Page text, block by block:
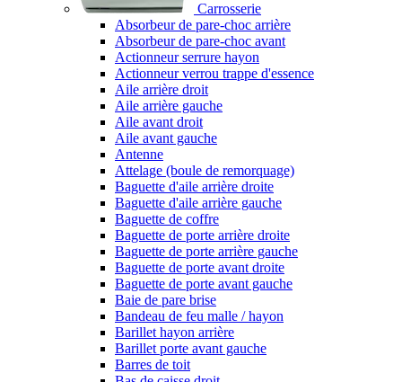
Carrosserie
Absorbeur de pare-choc arrière
Absorbeur de pare-choc avant
Actionneur serrure hayon
Actionneur verrou trappe d'essence
Aile arrière droit
Aile arrière gauche
Aile avant droit
Aile avant gauche
Antenne
Attelage (boule de remorquage)
Baguette d'aile arrière droite
Baguette d'aile arrière gauche
Baguette de coffre
Baguette de porte arrière droite
Baguette de porte arrière gauche
Baguette de porte avant droite
Baguette de porte avant gauche
Baie de pare brise
Bandeau de feu malle / hayon
Barillet hayon arrière
Barillet porte avant gauche
Barres de toit